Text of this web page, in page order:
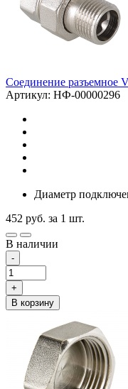
Соединение разъемное
Артикул: НФ-00000296
Диаметр
452 руб. за 1 шт.
В наличии
-
+
В корзину